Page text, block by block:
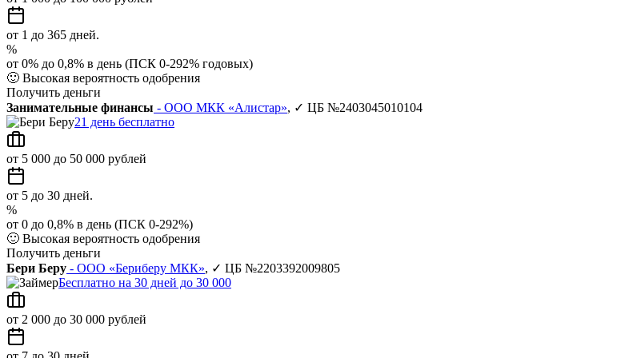
от 1 до 365 дней.
%
от 0% до 0,8% в день (ПСК 0-292% годовых)
🙂 Высокая вероятность одобрения
Получить деньги
Занимательные финансы - ООО МКК «Алистар», ✓ ЦБ №2403045010104
21 день бесплатно
от 5 000 до 50 000 рублей
от 5 до 30 дней.
%
от 0 до 0,8% в день (ПСК 0-292%)
🙂 Высокая вероятность одобрения
Получить деньги
Бери Беру - ООО «Бериберу МКК», ✓ ЦБ №2203392009805
Бесплатно на 30 дней до 30 000
от 2 000 до 30 000 рублей